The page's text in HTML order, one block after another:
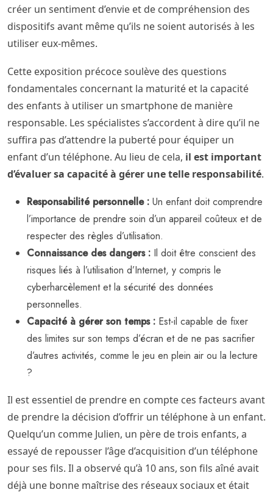
créer un sentiment d’envie et de compréhension des
dispositifs avant même qu’ils ne soient autorisés à les
utiliser eux-mêmes.
Cette exposition précoce soulève des questions
fondamentales concernant la maturité et la capacité
des enfants à utiliser un smartphone de manière
responsable. Les spécialistes s’accordent à dire qu’il ne
suffira pas d’attendre la puberté pour équiper un
enfant d’un téléphone. Au lieu de cela, il est important
d’évaluer sa capacité à gérer une telle responsabilité.
Responsabilité personnelle : Un enfant doit comprendre
l’importance de prendre soin d’un appareil coûteux et de
respecter des règles d’utilisation.
Connaissance des dangers : Il doit être conscient des
risques liés à l’utilisation d’Internet, y compris le
cyberharcèlement et la sécurité des données
personnelles.
Capacité à gérer son temps : Est-il capable de fixer
des limites sur son temps d’écran et de ne pas sacrifier
d’autres activités, comme le jeu en plein air ou la lecture
?
Il est essentiel de prendre en compte ces facteurs avant
de prendre la décision d’offrir un téléphone à un enfant.
Quelqu’un comme Julien, un père de trois enfants, a
essayé de repousser l’âge d’acquisition d’un téléphone
pour ses fils. Il a observé qu’à 10 ans, son fils aîné avait
déjà une bonne maîtrise des réseaux sociaux et était